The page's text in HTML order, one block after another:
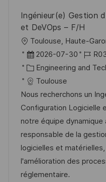
ö
e
t
u
Ingénieur(e) Gestion
et DeVOps – F/H
O
r
t
Toulouse, Haute-
D
a
t
u
m
d
e
r
V
e
2026-07-30
J
o
-
I
D
K
a
t
e
g
o
r
i
e
Engineering and
Toulouse
Nous recherchons un
Configuration Logicielle
notre équipe dynamique
responsable de la
logicielles et
l'amélioration des
réglementaire.